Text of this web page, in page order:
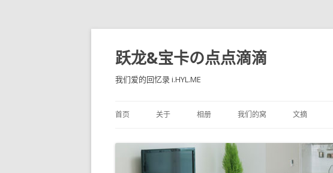
跃龙&宝卡の点点滴滴
我们爱的回忆录 i.HYL.ME
首页 关于 相册 我们的窝 文摘